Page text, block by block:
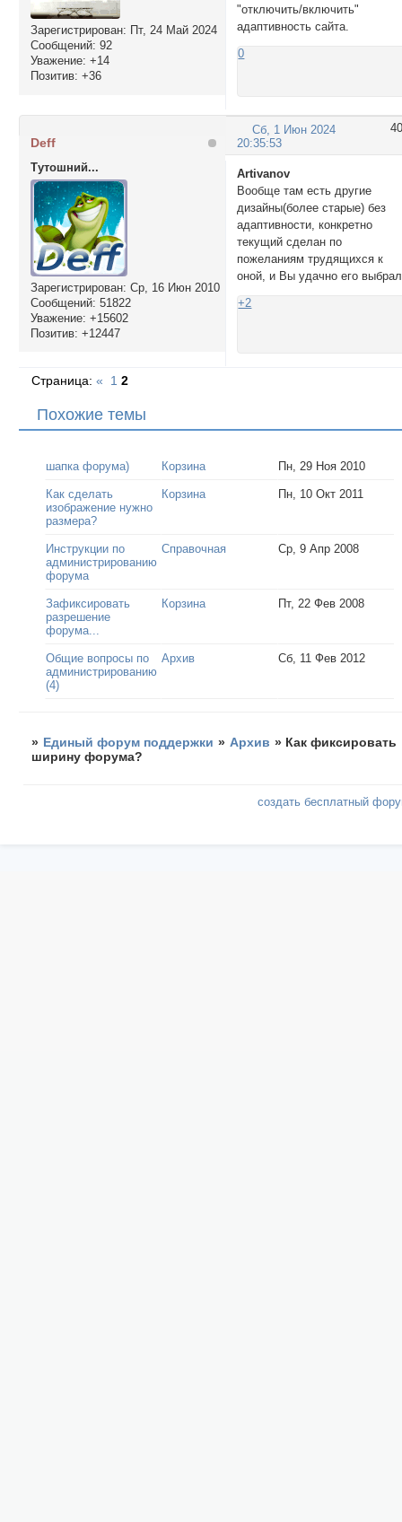
Зарегистрирован: Пт, 24 Май 2024
Сообщений: 92
Уважение: +14
Позитив: +36
"отключить/включить"
адаптивность сайта.
0
40
Сб, 1 Июн 2024
20:35:53
Deff
Тутошний...
Зарегистрирован: Ср, 16 Июн 2010
Сообщений: 51822
Уважение: +15602
Позитив: +12447
Artivanov
Вообще там есть другие
дизайны(более старые) без
адаптивности, конкретно
текущий сделан по
пожеланиям трудящихся к
оной, и Вы удачно его
+2
Страница:« 1 2
Похожие темы
шапка форума) Корзина Пн, 29 Ноя 2010
Как сделать
изображение нужно
размера?
Корзина Пн, 10 Окт 2011
Инструкции по
администрированию
форума
Справочная Ср, 9 Апр 2008
Зафиксировать
разрешение
форума...
Корзина Пт, 22 Фев 2008
Общие вопросы по
администрированию
(4)
Архив Сб, 11 Фев 2012
» Единый форум поддержки » Архив » Как фиксировать
ширину форума?
создать бесплатный